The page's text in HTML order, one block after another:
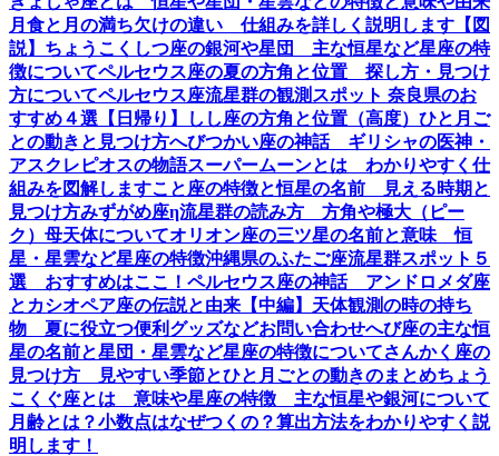
月食と月の満ち欠けの違い 仕組みを詳しく説明します【図
説】 ちょうこくしつ座の銀河や星団 主な恒星など星座の特
徴についてペルセウス座の夏の方角と位置 探し方・見つけ
方についてペルセウス座流星群の観測スポット 奈良県のお
すすめ４選【日帰り】
しし座の方角と位置（高度）ひと月ご
との動きと見つけ方へびつかい座の神話 ギリシャの医神・
アスクレピオスの物語スーパームーンとは わかりやすく仕
組みを図解しますこと座の特徴と恒星の名前 見える時期と
見つけ方みずがめ座η流星群の読み方 方角や極大（ピー
ク）母天体についてオリオン座の三ツ星の名前と意味 恒
星・星雲など星座の特徴沖縄県のふたご座流星群スポット５
選 おすすめはここ！ ペルセウス座の神話 アンドロメダ座
とカシオペア座の伝説と由来【中編】 天体観測の時の持ち
物 夏に役立つ便利グッズなどお問い合わせへび座の主な恒
星の名前と星団・星雲など星座の特徴についてさんかく座の
見つけ方 見やすい季節とひと月ごとの動きのまとめちょう
こくぐ座とは 意味や星座の特徴 主な恒星や銀河について
月齢とは？小数点はなぜつくの？算出方法をわかりやすく説
明します！